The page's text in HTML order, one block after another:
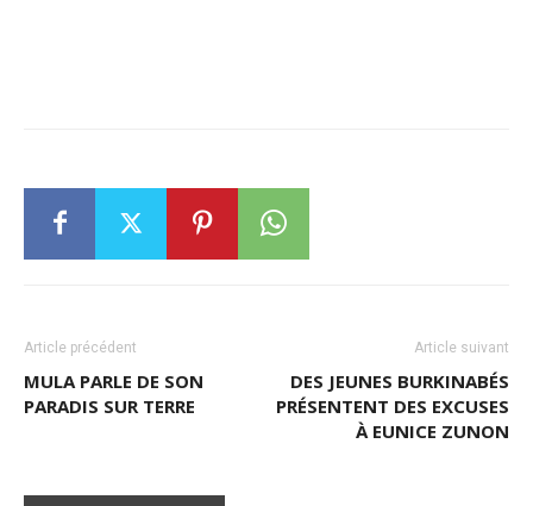
Article précédent
MULA PARLE DE SON
PARADIS SUR TERRE
Article suivant
DES JEUNES BURKINABÉS
PRÉSENTENT DES EXCUSES
À EUNICE ZUNON